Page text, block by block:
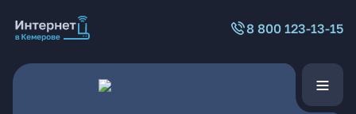
8 800 123-13-15